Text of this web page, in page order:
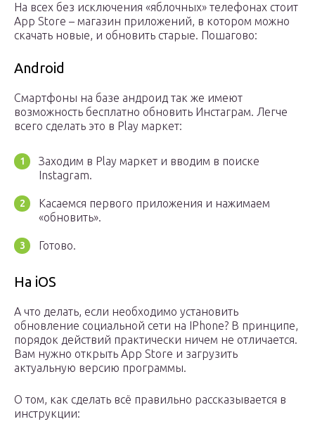
На всех без исключения «яблочных» телефонах стоит
App Store – магазин приложений, в котором можно
скачать новые, и обновить старые. Пошагово:
Android
Смартфоны на базе андроид так же имеют
возможность бесплатно обновить Инстаграм. Легче
всего сделать это в Play маркет:
Заходим в Play маркет и вводим в поиске
Instagram.
Касаемся первого приложения и нажимаем
«обновить».
Готово.
На iOS
А что делать, если необходимо установить
обновление социальной сети на IPhone? В принципе,
порядок действий практически ничем не отличается.
Вам нужно открыть App Store и загрузить
актуальную версию программы.
О том, как сделать всё правильно рассказывается в
инструкции: